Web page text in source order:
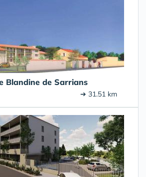
Blandine de Sarrians
➔ 31.51 km